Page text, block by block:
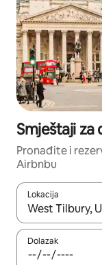
Smještaji za
Pronađite i
Airbnbu
Lokacija
Kada budu
Dolazak